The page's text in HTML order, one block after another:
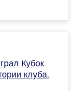
Кубок
клуба.